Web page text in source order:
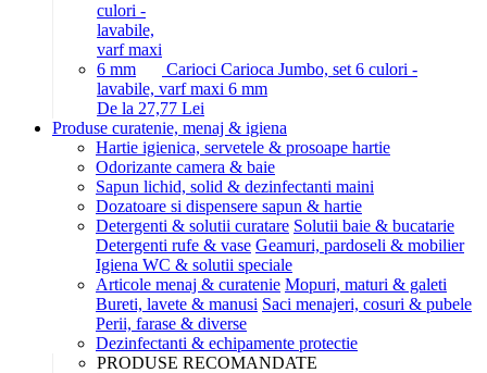
Carioci Carioca Jumbo, set 6 culori -
lavabile, varf maxi 6 mm
De la 27,77 Lei
Produse curatenie, menaj & igiena
Hartie igienica, servetele & prosoape hartie
Odorizante camera & baie
Sapun lichid, solid & dezinfectanti maini
Dozatoare si dispensere sapun & hartie
Detergenti & solutii curatare Solutii baie & bucatarie
Detergenti rufe & vase Geamuri, pardoseli & mobilier
Igiena WC & solutii speciale
Articole menaj & curatenie Mopuri, maturi & galeti
Bureti, lavete & manusi Saci menajeri, cosuri & pubele
Perii, farase & diverse
Dezinfectanti & echipamente protectie
PRODUSE RECOMANDATE